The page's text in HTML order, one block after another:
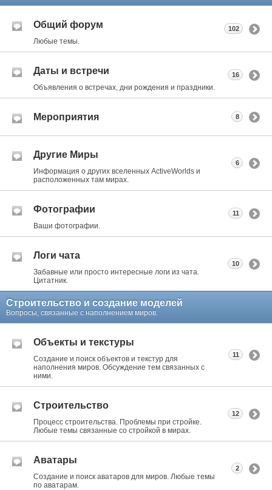
Общий форум
Любые темы.
102
Даты и встречи
Объявления о встречах, дни рождения и праздники.
16
Мероприятия 8
Другие Миры
Информация о других вселенных ActiveWorlds и
расположенных там мирах.
6
Фотографии
Ваши фотографии.
11
Логи чата
Забавные или просто интересные логи из чата.
Цитатник.
10
Строительство и создание моделей
Вопросы, связанные с наполнением миров.
Объекты и текстуры
Создание и поиск объектов и текстур для
наполнения миров. Обсуждение тем связанных с
ними.
11
Строительство
Процесс строительства. Проблемы при стройке.
Любые темы связанные со стройкой в мирах.
12
Аватары
Создание и поиск аватаров для миров. Любые темы
по аватарам.
2